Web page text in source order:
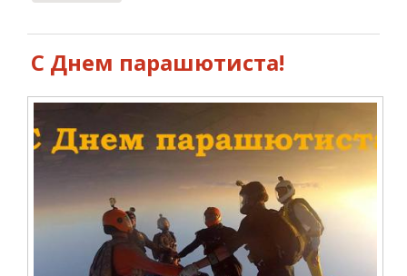
С Днем парашютиста!